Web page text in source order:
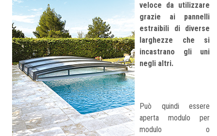
veloce da utilizzare
grazie ai pannelli
estraibili di diverse
larghezze che si
incastrano gli uni
negli altri.
Può quindi essere
aperta modulo per
modulo o